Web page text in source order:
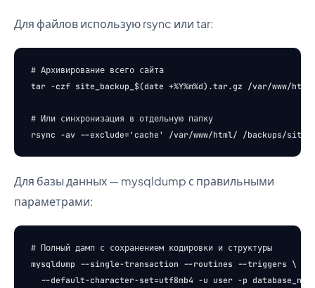
Для файлов использую rsync или tar:
# Архивирование всего сайта
tar -czf site_backup_$(date +%Y%m%d).tar.gz /var/www/
# Или синхронизация в отдельную папку
Для базы данных — mysqldump с правильными
параметрами:
# Полный дамп с сохранением кодировки и структуры
mysqldump --single-transaction --routines --triggers \
--default-character-set=utf8mb4 -u user -p